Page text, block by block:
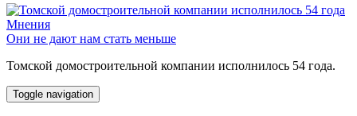
Мнения
Они не дают нам стать меньше
Томской домостроительной компании исполнилось 54 года.
Toggle navigation